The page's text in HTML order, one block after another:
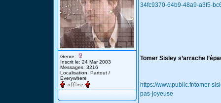
Genre:
Inscrit le: 24 Mar 2003
Messages: 3216
Localisation: Partout /
Everywhere
34fc9370-64b9-48a9-a3f5-
Tomer Sisley s’arrache
https://www.public.fr/tomer-
pas-joyeuse